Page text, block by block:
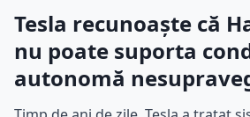
Tesla recunoaște că
nu poate suporta
autonomă